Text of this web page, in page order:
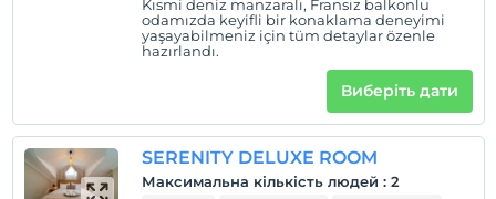
Kısmi deniz manzaralı, Fransız balkonlu
odamızda keyifli bir konaklama deneyimi
yaşayabilmeniz için tüm detaylar özenle
hazırlandı.
Виберіть дати
SERENITY DELUXE ROOM
Максимальна кількість людей : 2